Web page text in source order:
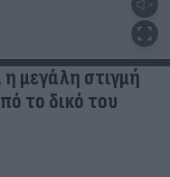
η μεγάλη στιγμή
το δικό του